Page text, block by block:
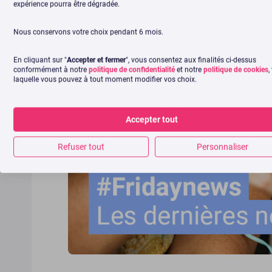
expérience pourra être dégradée.
Nous conservons votre choix pendant 6 mois.
En cliquant sur "Accepter et fermer", vous consentez aux finalités ci-dessus
conformément à notre politique de confidentialitéet notre politique de cookies,
laquelle vous pouvez à tout moment modifier vos choix.
Accepter tout
Refuser tout Personnaliser